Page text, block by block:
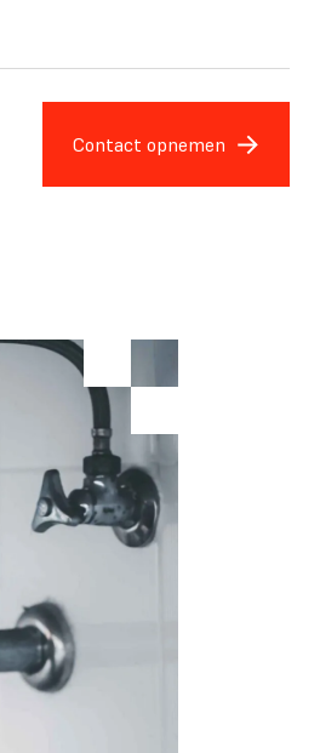
Contact opnemen